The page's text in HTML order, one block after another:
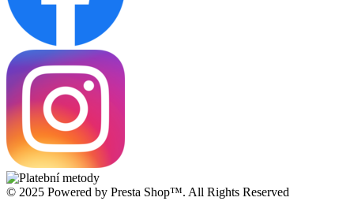
© 2025 Powered by Presta Shop™. All Rights Reserved